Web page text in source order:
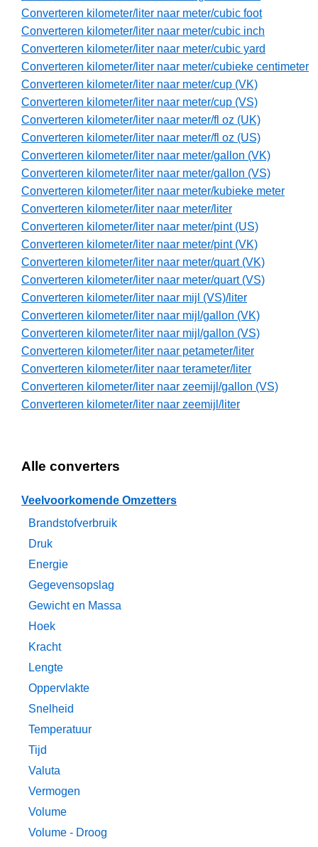
Converteren kilometer/liter naar meter/cubic foot
Converteren kilometer/liter naar meter/cubic inch
Converteren kilometer/liter naar meter/cubic yard
Converteren kilometer/liter naar meter/cubieke centimeter
Converteren kilometer/liter naar meter/cup (VK)
Converteren kilometer/liter naar meter/cup (VS)
Converteren kilometer/liter naar meter/fl oz (UK)
Converteren kilometer/liter naar meter/fl oz (US)
Converteren kilometer/liter naar meter/gallon (VK)
Converteren kilometer/liter naar meter/gallon (VS)
Converteren kilometer/liter naar meter/kubieke meter
Converteren kilometer/liter naar meter/liter
Converteren kilometer/liter naar meter/pint (US)
Converteren kilometer/liter naar meter/pint (VK)
Converteren kilometer/liter naar meter/quart (VK)
Converteren kilometer/liter naar meter/quart (VS)
Converteren kilometer/liter naar mijl (VS)/liter
Converteren kilometer/liter naar mijl/gallon (VK)
Converteren kilometer/liter naar mijl/gallon (VS)
Converteren kilometer/liter naar petameter/liter
Converteren kilometer/liter naar terameter/liter
Converteren kilometer/liter naar zeemijl/gallon (VS)
Converteren kilometer/liter naar zeemijl/liter
Alle converters
Veelvoorkomende Omzetters
Brandstofverbruik
Druk
Energie
Gegevensopslag
Gewicht en Massa
Hoek
Kracht
Lengte
Oppervlakte
Snelheid
Temperatuur
Tijd
Valuta
Vermogen
Volume
Volume - Droog